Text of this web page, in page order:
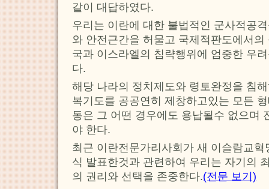
같이 대답하였다.
우리는 이란에 대한 불법적인 군사적공
와 안전근간을 허물고 국제적판도에서
국과 이스라엘의 침략행위에 엄중한 우
다.
해당 나라의 정치제도와 령토완정을 침
복기도를 공공연히 제창하고있는 모든
동은 그 어떤 경우에도 용납될수 없으며
야 한다.
최근 이란전문가리사회가 새 이슬람교
식 발표한것과 관련하여 우리는 자기의
의 권리와 선택을 존중한다.(전문 보기)